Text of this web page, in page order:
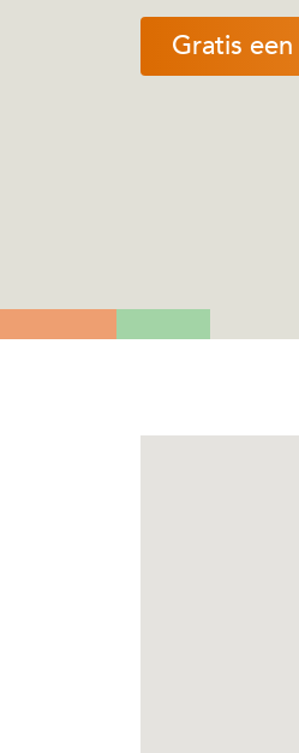
Gratis